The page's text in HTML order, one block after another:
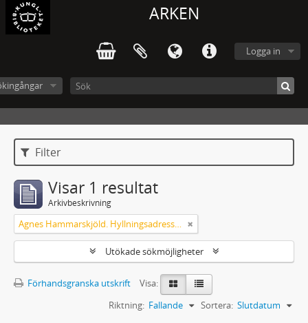
ARKEN
Logga in
Filter
Visar 1 resultat
Arkivbeskrivning
Agnes Hammarskjöld. Hyllningsadresser på 60-årsdagen
Utökade sökmöjligheter
Förhandsgranska utskrift
Visa:
Sortera: Slutdatum
Riktning: Fallande